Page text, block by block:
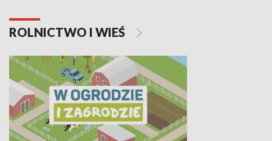
ROLNICTWO I WIEŚ